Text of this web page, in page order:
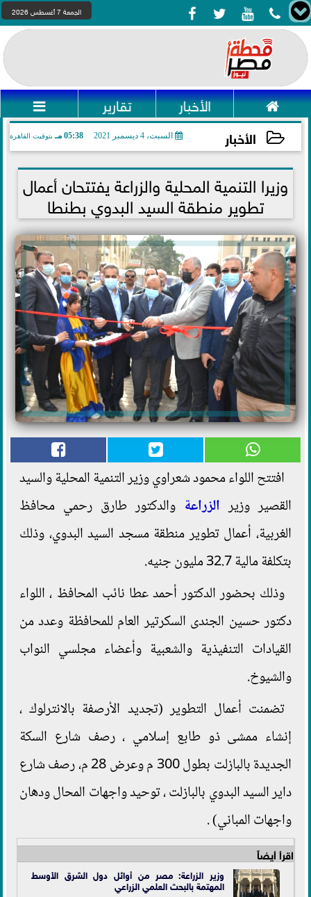
    الجمعة 7 أغسطس 2026
 الأخبار تقارير 
الأخبار السبت، 4 ديسمبر 2021 05:38 مـ بتوقيت القاهرة
2021-12-04 17:38:14
وزيرا التنمية المحلية والزراعة يفتتحان أعمال
تطوير منطقة السيد البدوي بطنطا
افتتح اللواء محمود شعراوي وزير التنمية المحلية والسيد
القصير وزير الزراعة والدكتور طارق رحمي محافظ
الغربية، أعمال تطوير منطقة مسجد السيد البدوي، وذلك
بتكلفة مالية 32.7 مليون جنيه.
وذلك بحضور الدكتور أحمد عطا نائب المحافظ ، اللواء
دكتور حسين الجندى السكرتير العام للمحافظة وعدد من
القيادات التنفيذية والشعبية وأعضاء مجلسي النواب
والشيوخ.
تضمنت أعمال التطوير (تجديد الأرصفة بالانترلوك ،
إنشاء ممشى ذو طابع إسلامي ، رصف شارع السكة
الجديدة بالبازلت بطول 300 م وعرض 28 م، رصف شارع
داير السيد البدوي بالبازلت ، توحيد واجهات المحال ودهان
واجهات المباني) .
اقرأ أيضاً
وزير الزراعة: مصر من أوائل دول الشرق الأوسط
المهتمة بالبحث العلمي الزراعي